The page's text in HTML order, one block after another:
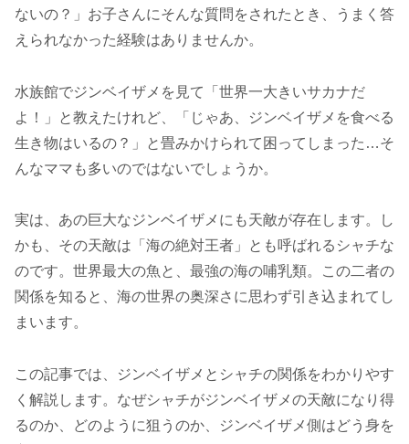
ないの？」お子さんにそんな質問をされたとき、うまく答
えられなかった経験はありませんか。
水族館でジンベイザメを見て「世界一大きいサカナだ
よ！」と教えたけれど、「じゃあ、ジンベイザメを食べる
生き物はいるの？」と畳みかけられて困ってしまった…そ
んなママも多いのではないでしょうか。
実は、あの巨大なジンベイザメにも天敵が存在します。し
かも、その天敵は「海の絶対王者」とも呼ばれるシャチな
のです。世界最大の魚と、最強の海の哺乳類。この二者の
関係を知ると、海の世界の奥深さに思わず引き込まれてし
まいます。
この記事では、ジンベイザメとシャチの関係をわかりやす
く解説します。なぜシャチがジンベイザメの天敵になり得
るのか、どのように狙うのか、ジンベイザメ側はどう身を